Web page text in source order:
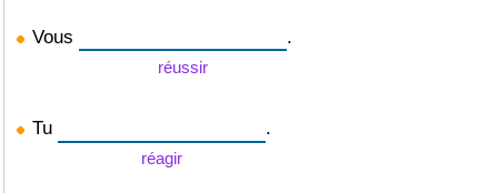
Vous
réussir
.
Tu
réagir
.